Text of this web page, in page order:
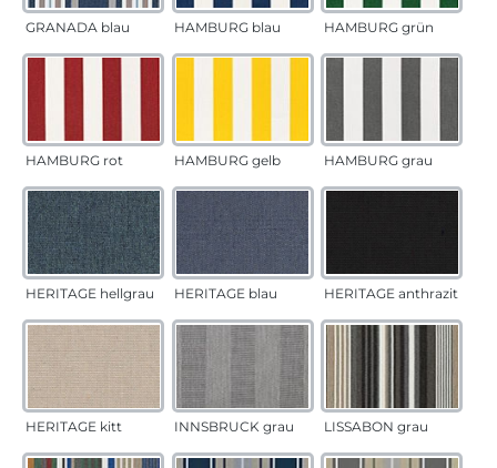
GRANADA blau HAMBURG blau HAMBURG grün
HAMBURG rot HAMBURG gelb HAMBURG grau
HERITAGE hellgrau HERITAGE blau HERITAGE anthrazit
HERITAGE kitt INNSBRUCK grau LISSABON grau